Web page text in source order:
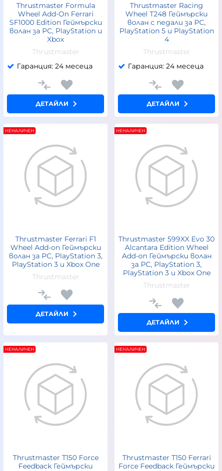
Thrustmaster Formula
Wheel Add-On Ferrari
SF1000 Edition Геймърски
волан за PC, PlayStation и
Xbox
Thrustmaster
Гаранция: 24 месеца
ДЕТАЙЛИ
Thrustmaster Racing
Wheel T248 Геймърски
волан с педали за PC,
PlayStation 5 и PlayStation
4
Thrustmaster
Гаранция: 24 месеца
ДЕТАЙЛИ
Thrustmaster Ferrari F1
Wheel Add-on Геймърски
волан за PC, PlayStation 3,
PlayStation 3 и Xbox One
Thrustmaster
ДЕТАЙЛИ
НЕНАЛИЧЕН
Thrustmaster 599XX Evo 30
Alcantara Edition Wheel
Add-on Геймърски волан
за PC, PlayStation 3,
PlayStation 3 и Xbox One
Thrustmaster
ДЕТАЙЛИ
НЕНАЛИЧЕН
Thrustmaster Т150 Force
Feedback Геймърски
НЕНАЛИЧЕН
Thrustmaster Т150 Ferrari
Force Feedback Геймърски
НЕНАЛИЧЕН